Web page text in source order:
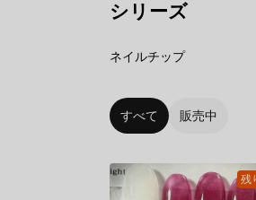
シリーズ
ネイルチップ
すべて 販売中
残